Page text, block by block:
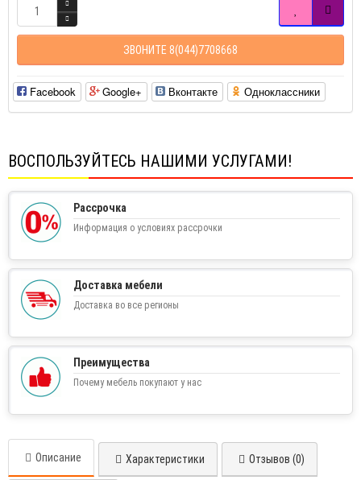
ЗВОНИТЕ 8(044)7708668
Facebook Google+ Вконтакте Одноклассники
ВОСПОЛЬЗУЙТЕСЬ НАШИМИ УСЛУГАМИ!
Рассрочка
Информация о условиях рассрочки
Доставка мебели
Доставка во все регионы
Преимущества
Почему мебель покупают у нас
Описание Характеристики Отзывов (0)